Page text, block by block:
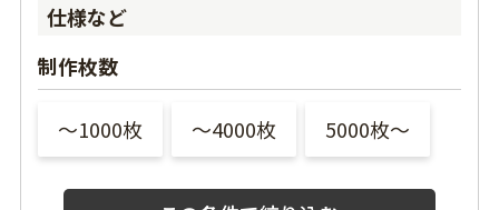
仕様など
制作枚数
〜1000枚 〜4000枚 5000枚〜